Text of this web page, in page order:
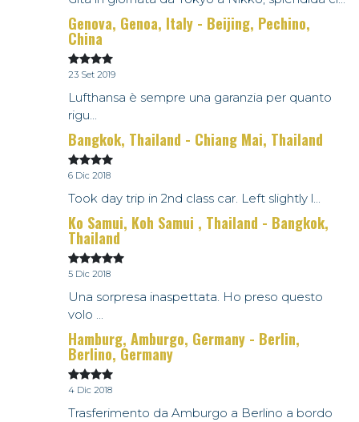
Genova, Genoa, Italy - Beijing, Pechino,
China
23 Set 2019
Lufthansa è sempre una garanzia per quanto
rigu...
Bangkok, Thailand - Chiang Mai, Thailand
6 Dic 2018
Took day trip in 2nd class car. Left slightly l...
Ko Samui, Koh Samui , Thailand - Bangkok,
Thailand
5 Dic 2018
Una sorpresa inaspettata. Ho preso questo
volo ...
Hamburg, Amburgo, Germany - Berlin,
Berlino, Germany
4 Dic 2018
Trasferimento da Amburgo a Berlino a bordo